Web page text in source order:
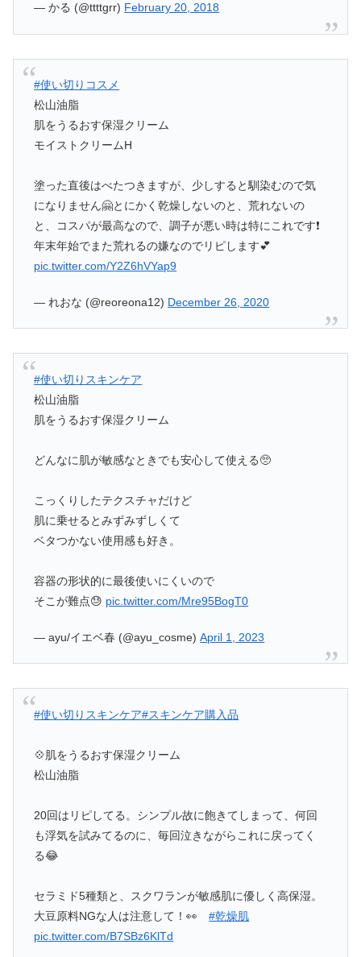
— かる (@ttttgrr) February 20, 2018
#使い切りコスメ
松山油脂
肌をうるおす保湿クリーム
モイストクリームH
塗った直後はべたつきますが、少しすると馴染むので気
になりません🤗とにかく乾燥しないのと、荒れないの
と、コスパが最高なので、調子が悪い時は特にこれです❗️
年末年始でまた荒れるの嫌なのでリピします💕
pic.twitter.com/Y2Z6hVYap9
— れおな (@reoreona12) December 26, 2020
#使い切りスキンケア
松山油脂
肌をうるおす保湿クリーム
どんなに肌が敏感なときでも安心して使える🥺
こっくりしたテクスチャだけど
肌に乗せるとみずみずしくて
ベタつかない使用感も好き。
容器の形状的に最後使いにくいので
そこが難点😓 pic.twitter.com/Mre95BogT0
— ayu/イエベ春 (@ayu_cosme)April 1, 2023
#使い切りスキンケア#スキンケア購入品
💠肌をうるおす保湿クリーム
松山油脂
20回はリピしてる。シンプル故に飽きてしまって、何回
も浮気を試みてるのに、毎回泣きながらこれに戻ってく
る😂
セラミド5種類と、スクワランが敏感肌に優しく高保湿。
大豆原料NGな人は注意して！👀#乾燥肌
pic.twitter.com/B7SBz6KlTd